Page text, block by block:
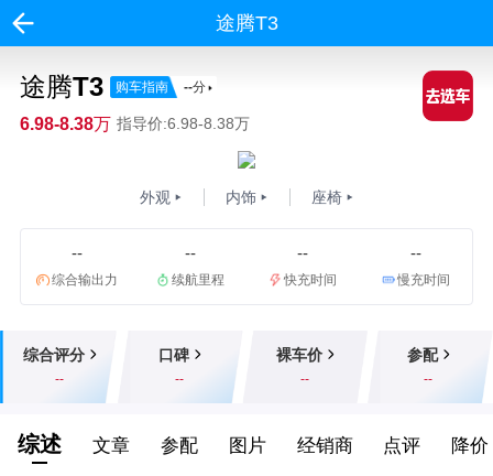
途腾T3
途腾T3 购车指南 --分
6.98-8.38万 指导价:6.98-8.38万
外观 内饰 座椅
--
综合输出力
--
续航里程
--
快充时间
--
慢充时间
综合评分
--
口碑
--
裸车价
--
参配
--
综述 文章 参配 图片 经销商 点评 降价